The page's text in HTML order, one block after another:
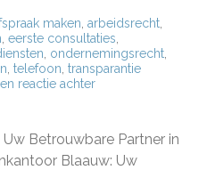
maken arbeidsrecht
eerste consultaties
ondernemingsrecht
telefoon transparantie
reactie achterop
Partner
in
Betrouwbare Partner in
Blaauw: Uw